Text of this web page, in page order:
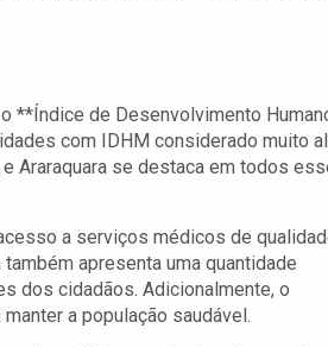
**Índice de Desenvolvimento
com IDHM considerado muito
Araraquara se destaca em todos
a serviços médicos de
apresenta uma quantidade
dos cidadãos. Adicionalmente, o
a população saudável.